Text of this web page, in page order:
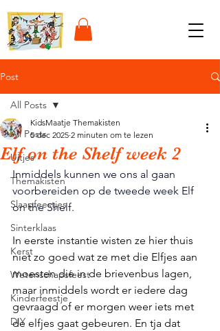
Post
All Posts
Uitjes
Themakisten
Slaapfeestjes
Sinterklaas
Kerst
Wetenschapsfeest
Kinderfeestje
DIY
All Posts
Elf on the Shelf week 2
KidsMaatje Themakisten
5 dec 2025 2 minuten om te lezen
Inmiddels kunnen we ons al gaan
voorbereiden op de tweede week Elf
on the Shelf.
In eerste instantie wisten ze hier thuis
niet zo goed wat ze met die Elfjes aan
moesten die in de brievenbus lagen,
maar inmiddels wordt er iedere dag
gevraagd of er morgen weer iets met
de elfjes gaat gebeuren. En tja dat